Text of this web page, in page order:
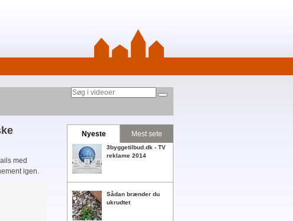
Nyeste Mest sete
3byggetilbud.dk - TV
reklame 2014
Sådan brænder du
ukrudtet
med
igen.